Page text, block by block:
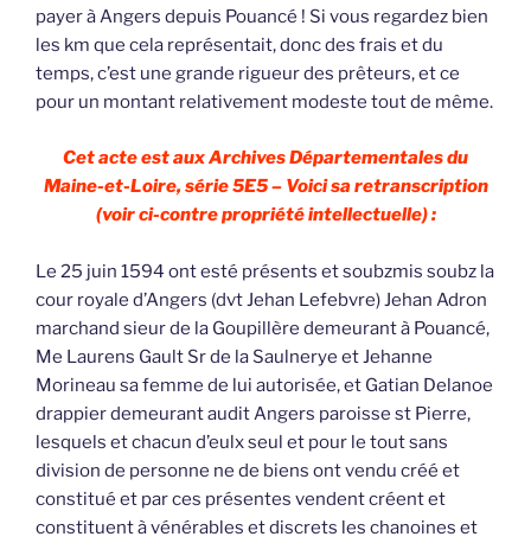
payer à Angers depuis Pouancé ! Si vous regardez bien
les km que cela représentait, donc des frais et du
temps, c’est une grande rigueur des prêteurs, et ce
pour un montant relativement modeste tout de même.
Cet acte est aux Archives Départementales du
Maine-et-Loire, série 5E5 – Voici sa retranscription
(voir ci-contre propriété intellectuelle) :
Le 25 juin 1594 ont esté présents et soubzmis soubz la
cour royale d’Angers (dvt Jehan Lefebvre) Jehan Adron
marchand sieur de la Goupillère demeurant à Pouancé,
Me Laurens Gault Sr de la Saulnerye et Jehanne
Morineau sa femme de lui autorisée, et Gatian Delanoe
drappier demeurant audit Angers paroisse st Pierre,
lesquels et chacun d’eulx seul et pour le tout sans
division de personne ne de biens ont vendu créé et
constitué et par ces présentes vendent créent et
constituent à vénérables et discrets les chanoines et